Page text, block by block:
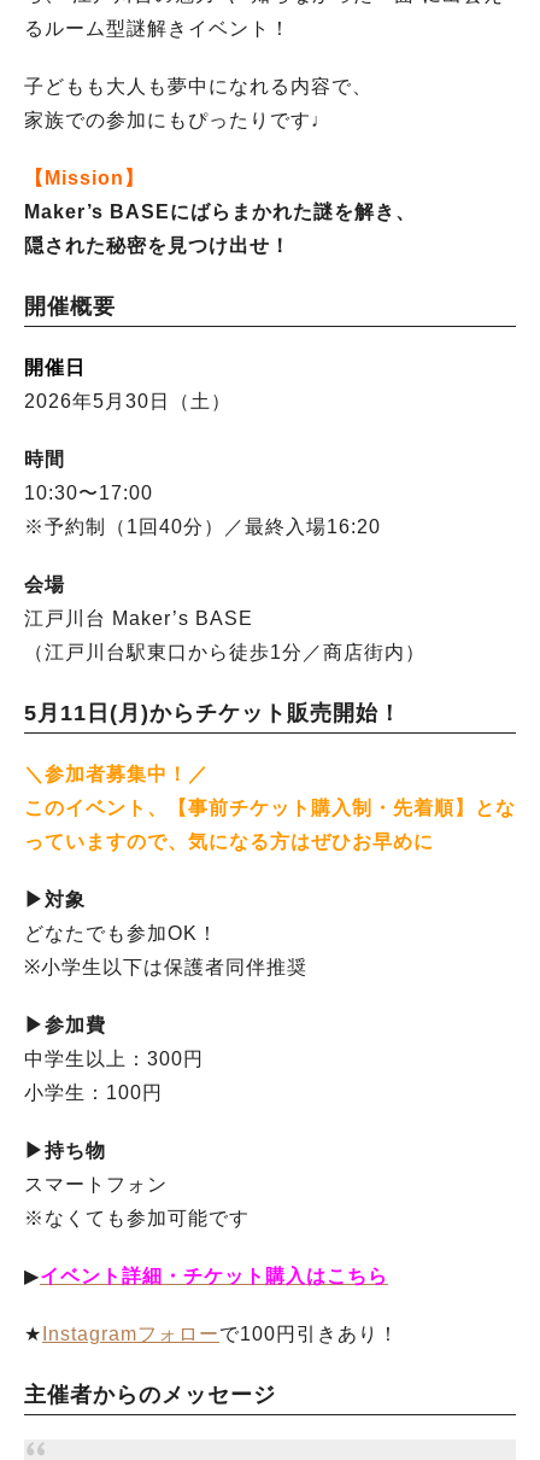
るルーム型謎解きイベント！
子どもも大人も夢中になれる内容で、
家族での参加にもぴったりです♩
【Mission】
Maker’s BASEにばらまかれた謎を解き、
隠された秘密を見つけ出せ！
開催概要
開催日
2026年5月30日（土）
時間
10:30〜17:00
※予約制（1回40分）／最終入場16:20
会場
江戸川台 Maker’s BASE
（江戸川台駅東口から徒歩1分／商店街内）
5月11日(月)からチケット販売開始！
＼参加者募集中！／
このイベント、【事前チケット購入制・先着順】とな
っていますので、 気になる方はぜひお早めに
▶︎対象
どなたでも参加OK！
※小学生以下は保護者同伴推奨
▶︎参加費
中学生以上：300円
小学生：100円
▶︎持ち物
スマートフォン
※なくても参加可能です
▶︎イベント詳細・チケット購入はこちら
★ Instagramフォローで100円引きあり！
主催者からのメッセージ